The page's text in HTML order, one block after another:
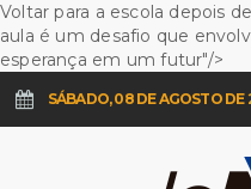
Voltar para a escola depois
aula é um desafio que
esperança em um futur"/>
SÁBADO, 08 DE AGOSTO DE